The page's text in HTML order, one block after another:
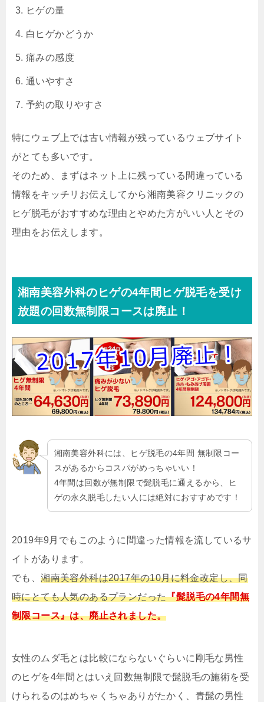
ヒゲの量
白ヒゲかどうか
痛みの感度
通いやすさ
予約の取りやすさ
特にウェブ上では古い情報が残っているウェブサイト
がとても多いです。
そのため、まずはネット上に残っている間違っている
情報をキッチリお伝えしてから湘南美容クリニックの
ヒゲ脱毛がおすすめな理由とやめた方がいい人とその
理由をお伝えします。
湘南美容外科のヒゲの4年間ヒゲ脱毛を受け
放題の回数無制限コースは廃止！
湘南美容外科には、ヒゲ脱毛の4年間 無制限コー
スがあるからコスパがめっちゃいい！
4年間は回数が無制限で髭脱毛に通えるから、ヒ
ゲの永久脱毛したい人には絶対におすすめです！
2019年9月でもこのように間違った情報を流しているサ
イトがあります。
でも、湘南美容外科は2017年の10月に料金改定し、同
時にとても人気のあるプランだった『髭脱毛の4年間無
制限コース』は、廃止されました。
女性のムダ毛とは比較にならないぐらいに剛毛な男性
のヒゲを4年間とはいえ回数無制限で髭脱毛の施術を受
けられるのはめちゃくちゃありがたかく、青髭の男性